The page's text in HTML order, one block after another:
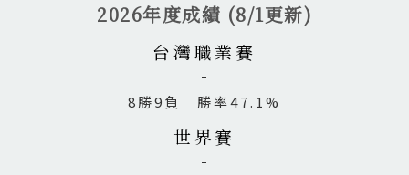
2026年度成績 (8/1更新)
台灣職業賽
8勝9負 勝率47.1%
世界賽